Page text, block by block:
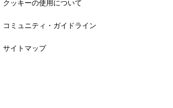
クッキーの使用について
コミュニティ・ガイドライン
サイトマップ